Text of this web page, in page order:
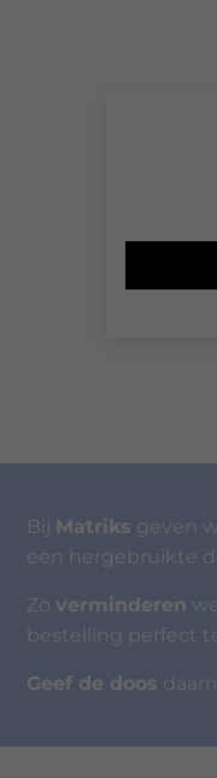
Bij Matriks geven
een hergebruikte
Zo verminderen
bestelling perfect
Geef de doos